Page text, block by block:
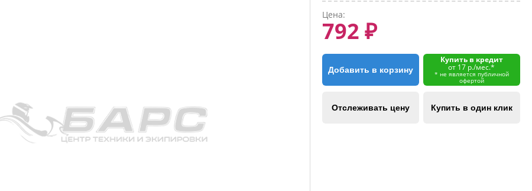
Цена:
792 ₽
Добавить в корзину
Купить в кредит
от 17 р./мес.*
* не является публичной
офертой
Отслеживать цену Купить в один клик